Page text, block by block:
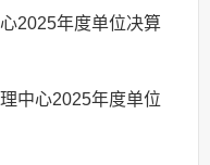
2025年度单位决算
中心2025年度单位